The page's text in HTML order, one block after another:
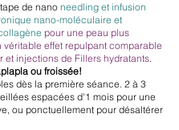
de nano needling et infusion
nano-moléculaire et
pour une peau plus
véritable effet repulpant comparable
et injections de Fillers hydratants.
ou froissée!
dès la première séance. 2 à 3
espacées d'1 mois pour une
ou ponctuellement pour désaltérer